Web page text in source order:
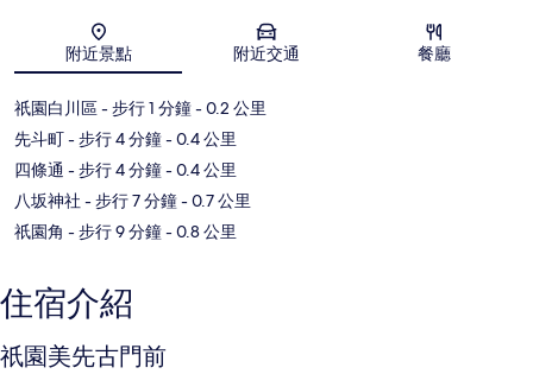
地圖
附近景點 附近交通 餐廳
祇園白川區- 步行 1 分鐘- 0.2 公里
先斗町- 步行 4 分鐘- 0.4 公里
四條通 - 步行 4 分鐘- 0.4 公里
八坂神社 - 步行 7 分鐘- 0.7 公里
祇園角 - 步行 9 分鐘- 0.8 公里
住宿介紹
祇園美先古門前